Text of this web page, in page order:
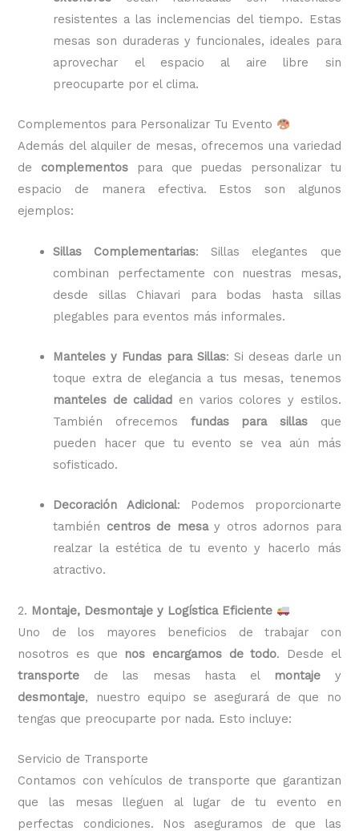
resistentes a las inclemencias del tiempo. Estas
mesas son duraderas y funcionales, ideales para
aprovechar el espacio al aire libre sin
preocuparte por el clima.
Complementos para Personalizar Tu Evento
Además del alquiler de mesas, ofrecemos una variedad
de complementos para que puedas personalizar tu
espacio de manera efectiva. Estos son algunos
ejemplos:
Sillas Complementarias: Sillas elegantes que
combinan perfectamente con nuestras mesas,
desde sillas Chiavari para bodas hasta sillas
plegables para eventos más informales.
Manteles y Fundas para Sillas: Si deseas darle un
toque extra de elegancia a tus mesas, tenemos
manteles de calidad en varios colores y estilos.
También ofrecemos fundas para sillasque
pueden hacer que tu evento se vea aún más
sofisticado.
Decoración Adicional: Podemos proporcionarte
también centros de mesay otros adornos para
realzar la estética de tu evento y hacerlo más
atractivo.
2. Montaje, Desmontaje y Logística Eficiente
Uno de los mayores beneficios de trabajar con
nosotros es que nos encargamos de todo. Desde el
transporte de las mesas hasta el montajey
desmontaje, nuestro equipo se asegurará de que no
tengas que preocuparte por nada. Esto incluye:
Servicio de Transporte
Contamos con vehículos de transporte que garantizan
que las mesas lleguen al lugar de tu evento en
perfectas condiciones. Nos aseguramos de que las